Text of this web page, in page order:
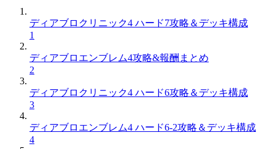
ディアブロクリニック4 ハード7攻略＆デッキ構成
1
ディアブロエンブレム4攻略&報酬まとめ
2
ディアブロクリニック4 ハード6攻略＆デッキ構成
3
ディアブロエンブレム4 ハード6-2攻略＆デッキ構成
4